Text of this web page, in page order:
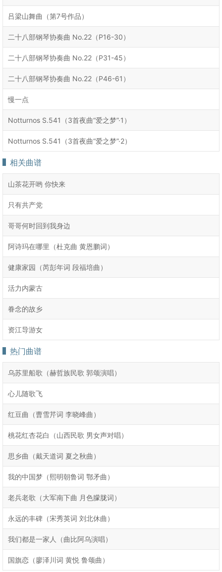
吕梁山舞曲（第7号作品）
二十八部钢琴协奏曲 No.22（P16-30）
二十八部钢琴协奏曲 No.22（P31-45）
二十八部钢琴协奏曲 No.22（P46-61）
慢一点
Notturnos S.541（3首夜曲“爱之梦”·1）
Notturnos S.541（3首夜曲“爱之梦”·2）
相关曲谱
山茶花开哟 你快来
只有共产党
哥哥何时回到我身边
阿诗玛在哪里（杜克曲 黄恩鹏词）
健康家园（芮彭年词 段福培曲）
活力内蒙古
眷念的故乡
资江导游女
热门曲谱
乌苏里船歌（赫哲族民歌 郭颂演唱）
心儿随歌飞
红豆曲（曹雪芹词 李晓峰曲）
桃花红杏花白（山西民歌 男女声对唱）
思乡曲（戴天道词 夏之秋曲）
我的中国梦（熙明朝鲁词 鄂矛曲）
老兵老歌（大军南下曲 月色朦胧词）
永远的丰碑（宋秀英词 刘北休曲）
我们都是一家人（曲比阿乌演唱）
国旗恋（廖泽川词 黄悦 鲁颂曲）